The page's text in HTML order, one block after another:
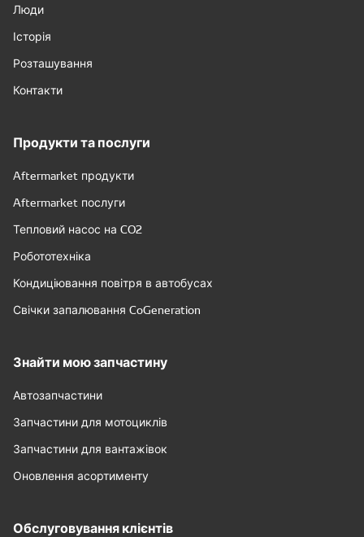
Люди
Історія
Розташування
Контакти
Продукти та послуги
Aftermarket продукти
Aftermarket послуги
Тепловий насос на CO2
Робототехніка
Кондиціювання повітря в автобусах
Свічки запалювання CoGeneration
Знайти мою запчастину
Автозапчастини
Запчастини для мотоциклів
Запчастини для вантажівок
Оновлення асортименту
Обслуговування клієнтів